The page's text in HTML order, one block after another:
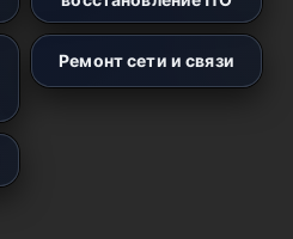
Ремонт сети и связи